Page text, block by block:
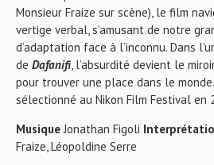
Monsieur Fraize sur scène), le film
vertige verbal, s’amusant de notre
d’adaptation face à l’inconnu. Dans
de Dafanifi, l’absurdité devient le
pour trouver une place dans le
sélectionné au Nikon Film Festival en
MusiqueJonathan Figoli
Fraize, Léopoldine Serre